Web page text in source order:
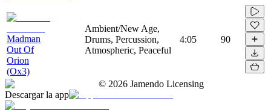
Madman
Out Of
Orion
(Ox3)
Ambient/New Age,
Drums, Percussion,
Atmospheric, Peaceful
4:05 90
© 2026 Jamendo Licensing
Descargar la app